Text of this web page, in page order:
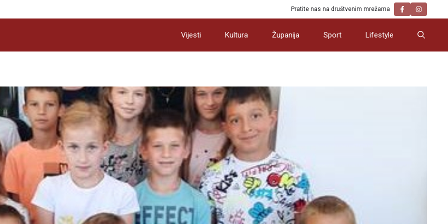
Pratite nas na društvenim mrežama
Vijesti Kultura Županija Sport Lifestyle